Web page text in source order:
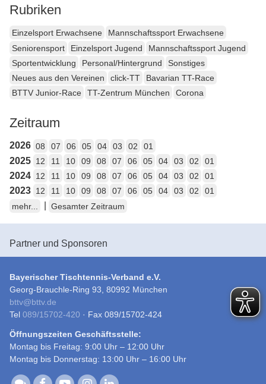
Rubriken
Einzelsport Erwachsene
Mannschaftssport Erwachsene
Seniorensport
Einzelsport Jugend
Mannschaftssport Jugend
Sportentwicklung
Personal/Hintergrund
Sonstiges
Neues aus den Vereinen
click-TT
Bavarian TT-Race
BTTV Junior-Race
TT-Zentrum München Corona
Zeitraum
2026 08 07 06 05 04 03 02 01
2025 12 11 10 09 08 07 06 05 04 03 02 01
2024 12 11 10 09 08 07 06 05 04 03 02 01
2023 12 11 10 09 08 07 06 05 04 03 02
01
mehr...
Gesamter Zeitraum
Partner und Sponsoren
Bayerischer Tischtennis-Verband e.V.
Georg-Brauchle-Ring 93, 80992 München
bttv@bttv.de
Tel 089/15702-420 · Fax 089/15702-424
Öffnungszeiten Geschäftsstelle:
Montag bis Freitag: 9:00 Uhr – 12:00 Uhr
Montag bis Donnerstag: 13:00 Uhr – 16:00 Uhr